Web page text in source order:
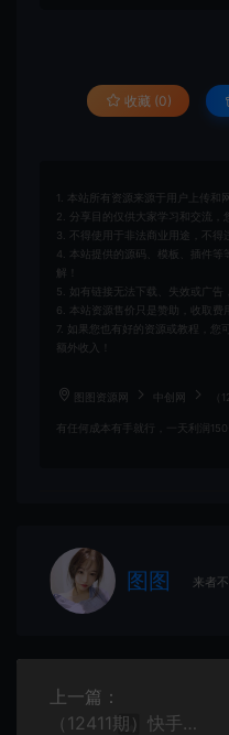
收藏 (0)
1. 本站所有资源来源于用户上传和
2. 分享目的仅供大家学习和交流，
3. 不得使用于非法商业用途，不得
4. 本站提供的源码、模板、插件等
解！
5. 如有链接无法下载、失效或广告
6. 本站资源售价只是赞助，收取费
7. 如果您也有好的资源或教程，您
额外收入！
图图资源网 中创网 （
有任何成本有手就行，一天利润
图图 来者
上一篇：
（12411期）快手磁力巨星自撸掘金3.0，长久项目，日入500+个人可批量操作轻松月入过万